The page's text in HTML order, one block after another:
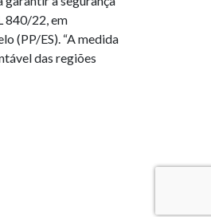
840/22, em
(PP/ES). “A medida
das regiões